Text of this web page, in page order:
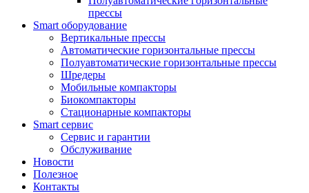
прессы
Smart оборудование
Вертикальные прессы
Автоматические горизонтальные прессы
Полуавтоматические горизонтальные прессы
Шредеры
Мобильные компакторы
Биокомпакторы
Стационарные компакторы
Smart сервис
Сервис и гарантии
Обслуживание
Новости
Полезное
Контакты